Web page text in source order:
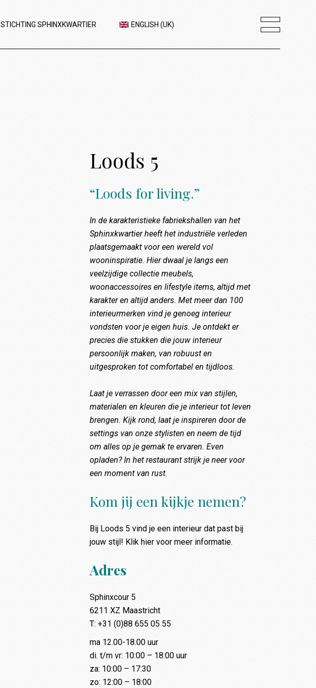
STICHTING SPHINXKWARTIER ENGLISH (UK)
Loods 5
“Loods for living.”
In de karakteristieke fabriekshallen van het
Sphinxkwartier heeft het industriële verleden
plaatsgemaakt voor een wereld vol
wooninspiratie. Hier dwaal je langs een
veelzijdige collectie meubels,
woonaccessoires en lifestyle items, altijd met
karakter en altijd anders. Met meer dan 100
interieurmerken vind je genoeg interieur
vondsten voor je eigen huis. Je ontdekt er
precies die stukken die jouw interieur
persoonlijk maken, van robuust en
uitgesproken tot comfortabel en tijdloos.
Laat je verrassen door een mix van stijlen,
materialen en kleuren die je interieur tot leven
brengen. Kijk rond, laat je inspireren door de
settings van onze stylisten en neem de tijd
om alles op je gemak te ervaren. Even
opladen? In het restaurant strijk je neer voor
een moment van rust.
Kom jij een kijkje nemen?
Bij Loods 5 vind je een interieur dat past bij
jouw stijl! Klik hier voor meer informatie.
Adres
Sphinxcour 5
6211 XZ Maastricht
T: +31 (0)88 655 05 55
ma 12.00-18.00 uur
di. t/m vr: 10:00 – 18:00 uur
za: 10:00 – 17:30
zo: 12:00 – 18:00